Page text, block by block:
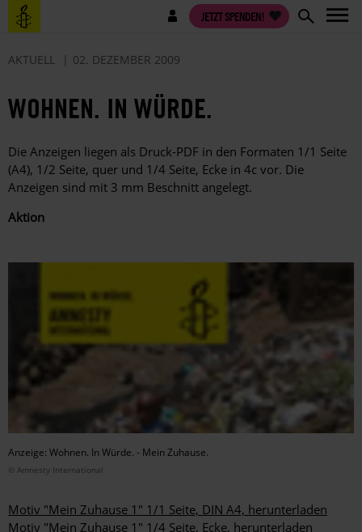
Direkt
zum
Benutzermenü JETZT SPENDEN!
AKTUELL 02. DEZEMBER 2009
WOHNEN. IN WÜRDE.
Die Anzeigen liegen als Druck-PDF in den Formaten 1/1 Seite
(A4), 1/2 Seite, quer und 1/4 Seite, Ecke in 4c vor. Die
Anzeigen sind mit 3 mm Beschnitt angelegt.
Aktion
Anzeige: Wohnen. In Würde. - Mein Zuhause.
© Amnesty International
Motiv "Mein Zuhause 1" 1/1 Seite, DIN A4, herunterladen
Motiv "Mein Zuhause 1" 1/4 Seite, Ecke, herunterladen